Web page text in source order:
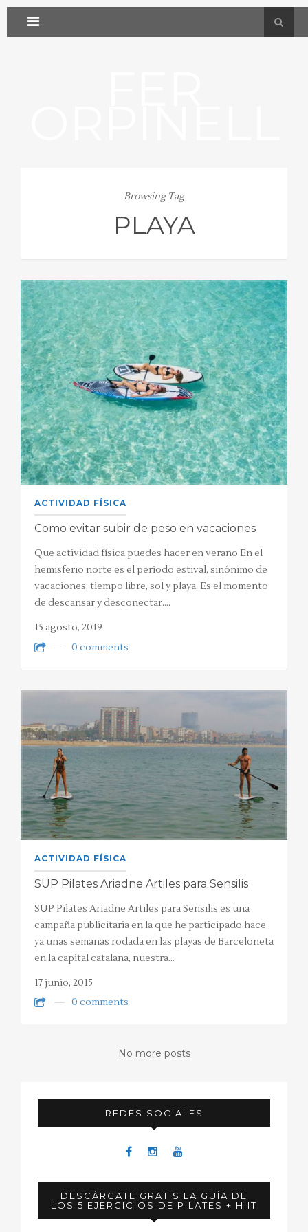
Browsing Tag
PLAYA
ACTIVIDAD FÍSICA
Como evitar subir de peso en vacaciones
Que actividad física puedes hacer en verano En el
hemisferio norte es el período estival, sinónimo de
vacaciones, tiempo libre, sol y playa. Es el momento
de descansar y desconectar.…
15 agosto, 2019
0 comments
ACTIVIDAD FÍSICA
SUP Pilates Ariadne Artiles para Sensilis
SUP Pilates Ariadne Artiles para Sensilis es una
campaña publicitaria en la que he participado hace
ya unas semanas rodada en las playas de Barceloneta
en la capital catalana, nuestra…
17 junio, 2015
0 comments
No more posts
REDES SOCIALES
DESCÁRGATE GRATIS LA GUÍA DE
LOS 5 EJERCICIOS DE PILATES + HIIT